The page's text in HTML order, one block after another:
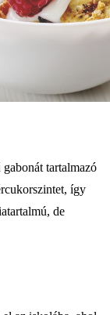
tartalmazó
így
de